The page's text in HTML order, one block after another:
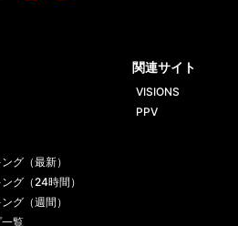
グ（最新）
グ（24時間）
グ（週間）
覧
関連サイト
VISIONS
PPV